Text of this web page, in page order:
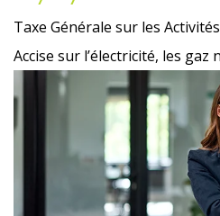
Taxe Générale sur les
Accise sur l’électricité, les